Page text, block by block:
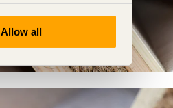
Allow all